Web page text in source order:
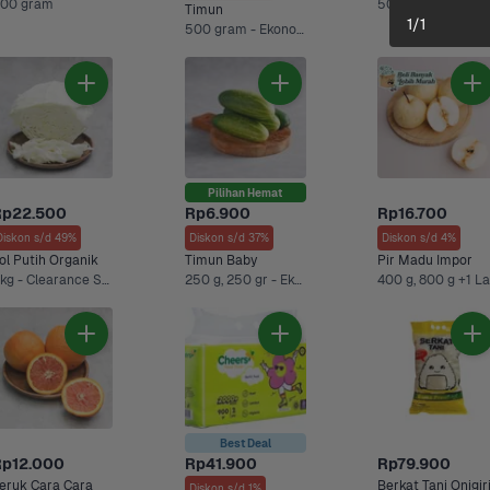
gram
Timun
500 gram - Ekonomis, 500 g +3 Lainnya
500 g
s/d 49%
Putih Organik
1 kg - Clearance Sale
Pilihan Hemat
Rp6.900
Diskon s/d 37%
Timun Baby
250 g, 250 gr - Ekonomis +3 Lainnya
Rp16.700
Diskon s/d 4%
Pir Madu Impor
Cara Cara
Best Deal
Rp41.900 Rp79.900
Berkat Tani Onigiri
1/1